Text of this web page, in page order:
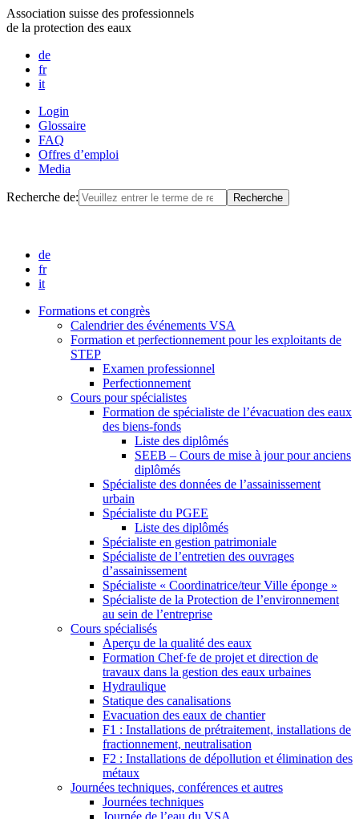
Association suisse des professionnels
de la protection des eaux
de
fr
it
Login
Glossaire
FAQ
Offres d’emploi
Media
Recherche de:
de
fr
it
Formations et congrès
Calendrier des événements VSA
Formation et perfectionnement pour les exploitants de
STEP
Examen professionnel
Perfectionnement
Cours pour spécialistes
Formation de spécialiste de l’évacuation des eaux
des biens-fonds
Liste des diplômés
SEEB – Cours de mise à jour pour anciens
diplômés
Spécialiste des données de l’assainissement
urbain
Spécialiste du PGEE
Liste des diplômés
Spécialiste en gestion patrimoniale
Spécialiste de l’entretien des ouvrages
d’assainissement
Spécialiste « Coordinatrice/teur Ville éponge »
Spécialiste de la Protection de l’environnement
au sein de l’entreprise
Cours spécialisés
Aperçu de la qualité des eaux
Formation Chef·fe de projet et direction de
travaux dans la gestion des eaux urbaines
Hydraulique
Statique des canalisations
Evacuation des eaux de chantier
F1 : Installations de prétraitement, installations de
fractionnement, neutralisation
F2 : Installations de dépollution et élimination des
métaux
Journées techniques, conférences et autres
Journées techniques
Journée de l’eau du VSA